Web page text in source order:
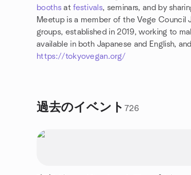
boothsatfestivals, seminars, and by
Meetup is a member of the Vege Council
groups, established in 2019, working to
available in both Japanese and English,
https://tokyovegan.org/
過去のイベント 726